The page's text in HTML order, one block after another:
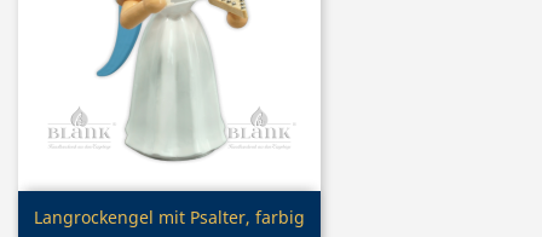
Vorschau
Langrockengel mit Psalter, farbig